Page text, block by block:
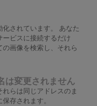
されています。 あなた
ビスに接続するだけ
画像を検索し、それら
は変更されません
らは同じアドレスのま
存されます。